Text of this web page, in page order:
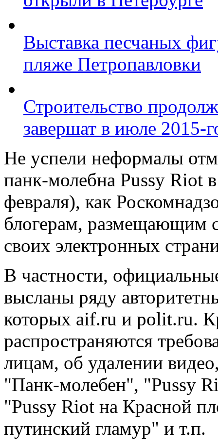
Выставка песчаных
пляже Петропавловки
Строительство
завершат в июле 2015-
Не успели неформалы
панк-молебна Pussy Riot
февраля), как
блогерам, размещающим
своих электронных
В частности,
высланы ряду
которых aif.ru и polit.ru.
распространяются
лицам, об удалении
"Панк-молебен", "Pussy
"Pussy Riot на Красной
путинский гламур" и т.п.